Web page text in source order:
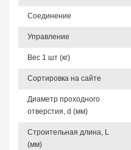
Соединение
Управление
Вес 1 шт (кг)
Сортировка на сайте
Диаметр проходного
отверстия, d (мм)
Строительная длина, L
(мм)